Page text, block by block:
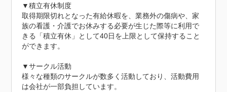
▼積立有休制度
取得期限切れとなった有給休暇を、業務外の傷病や、家
族の看護・介護でお休みする必要が生じた際等に利用で
きる「積立有休」として40日を上限として保持すること
ができます。
▼サークル活動
様々な種類のサークルが数多く活動しており、活動費用
は会社が一部負担しています。